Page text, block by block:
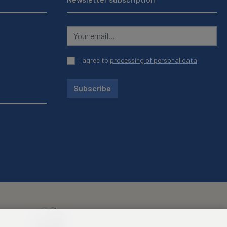
I agree to processing of personal data
Subscribe